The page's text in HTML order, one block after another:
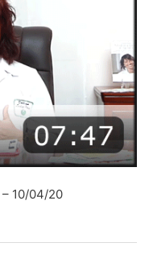
10/04/20